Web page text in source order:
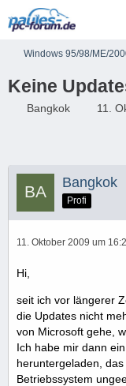
Windows 95/98/ME/
Keine
Bangkok 11.
Bangkok
Profi
11. Oktober 2009 um
Hi,
seit ich vor längerer
die Updates nicht
von Microsoft gehe,
Ich habe mir dann
heruntergeladen,
Betriebssystem